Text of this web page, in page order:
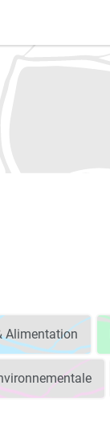
Alimentation